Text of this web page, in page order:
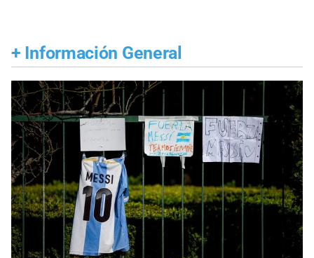
+ Información General